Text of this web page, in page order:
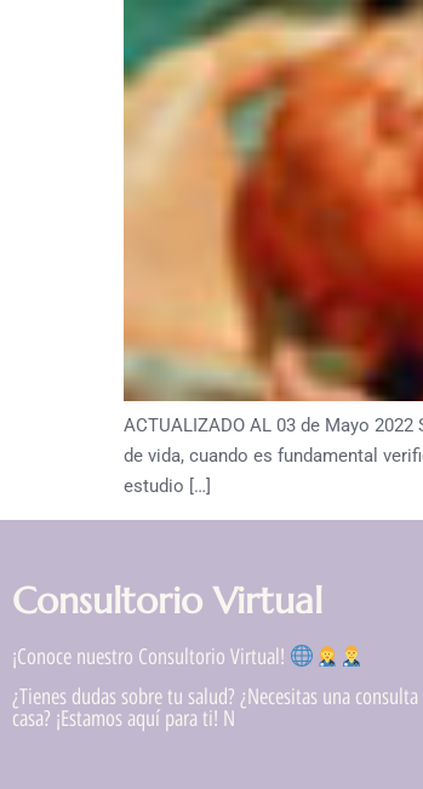
ACTUALIZADO AL 03 de Mayo
de vida, cuando es fundamental
estudio […]
Consultorio Virtual
¡Conoce nuestro Consultorio Virtual!
¿Tienes dudas sobre tu salud? ¿Necesitas una
casa? ¡Estamos aquí para ti! N